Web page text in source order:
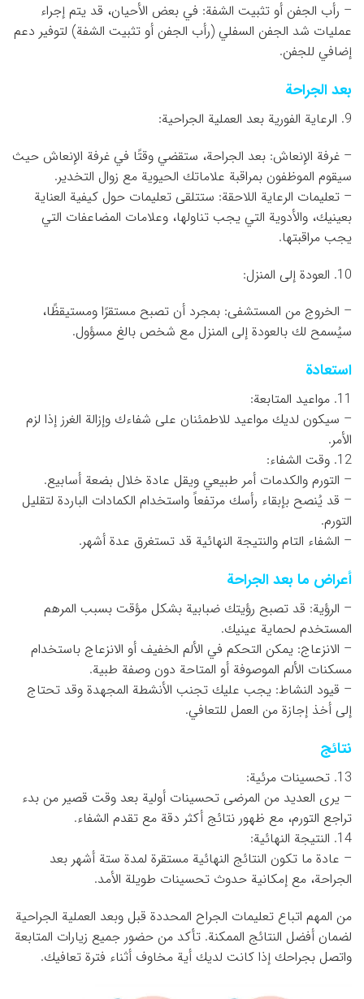
– رأب الجفن أو تثبيت الشفة: في بعض الأحيان، قد يتم إجراء
عمليات شد الجفن السفلي (رأب الجفن أو تثبيت الشفة) لتوفير دعم
إضافي للجفن.
بعد الجراحة
9. الرعاية الفورية بعد العملية الجراحية:
– غرفة الإنعاش: بعد الجراحة، ستقضي وقتًا في غرفة الإنعاش حيث
سيقوم الموظفون بمراقبة علاماتك الحيوية مع زوال التخدير.
– تعليمات الرعاية اللاحقة: ستتلقى تعليمات حول كيفية العناية
بعينيك، والأدوية التي يجب تناولها، وعلامات المضاعفات التي
يجب مراقبتها.
10. العودة إلى المنزل:
– الخروج من المستشفى: بمجرد أن تصبح مستقرًا ومستيقظًا،
سيُسمح لك بالعودة إلى المنزل مع شخص بالغ مسؤول.
استعادة
11. مواعيد المتابعة:
– سيكون لديك مواعيد للاطمئنان على شفاءك وإزالة الغرز إذا لزم
الأمر.
12. وقت الشفاء:
– التورم والكدمات أمر طبيعي ويقل عادة خلال بضعة أسابيع.
– قد يُنصح بإبقاء رأسك مرتفعاً واستخدام الكمادات الباردة لتقليل
التورم.
– الشفاء التام والنتيجة النهائية قد تستغرق عدة أشهر.
أعراض ما بعد الجراحة
– الرؤية: قد تصبح رؤيتك ضبابية بشكل مؤقت بسبب المرهم
المستخدم لحماية عينيك.
– الانزعاج: يمكن التحكم في الألم الخفيف أو الانزعاج باستخدام
مسكنات الألم الموصوفة أو المتاحة دون وصفة طبية.
– قيود النشاط: يجب عليك تجنب الأنشطة المجهدة وقد تحتاج
إلى أخذ إجازة من العمل للتعافي.
نتائج
13. تحسينات مرئية:
– يرى العديد من المرضى تحسينات أولية بعد وقت قصير من بدء
تراجع التورم، مع ظهور نتائج أكثر دقة مع تقدم الشفاء.
14. النتيجة النهائية:
– عادة ما تكون النتائج النهائية مستقرة لمدة ستة أشهر بعد
الجراحة، مع إمكانية حدوث تحسينات طويلة الأمد.
من المهم اتباع تعليمات الجراح المحددة قبل وبعد العملية الجراحية
لضمان أفضل النتائج الممكنة. تأكد من حضور جميع زيارات المتابعة
واتصل بجراحك إذا كانت لديك أية مخاوف أثناء فترة تعافيك.